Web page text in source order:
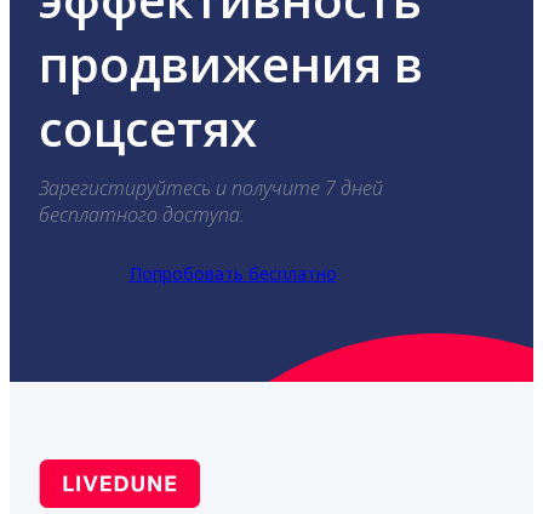
продвижения в
соцсетях
Зарегистируйтесь и получите 7 дней
бесплатного доступа.
Попробовать бесплатно